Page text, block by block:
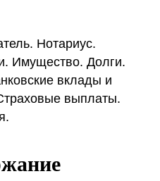
Нотариус.
Имущество. Долги.
вклады и
выплаты.